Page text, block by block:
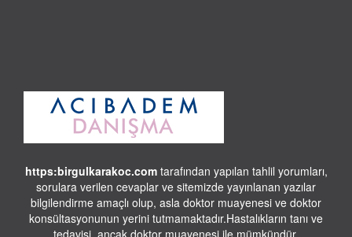
https:birgulkarakoc.comtarafından yapılan tahlil yorumları,
sorulara verilen cevaplar ve sitemizde yayınlanan yazılar
bilgilendirme amaçlı olup, asla doktor muayenesi ve doktor
konsültasyonunun yerini tutmamaktadır.Hastalıkların tanı ve
tedavisi, ancak doktor muayenesi ile mümkündür.